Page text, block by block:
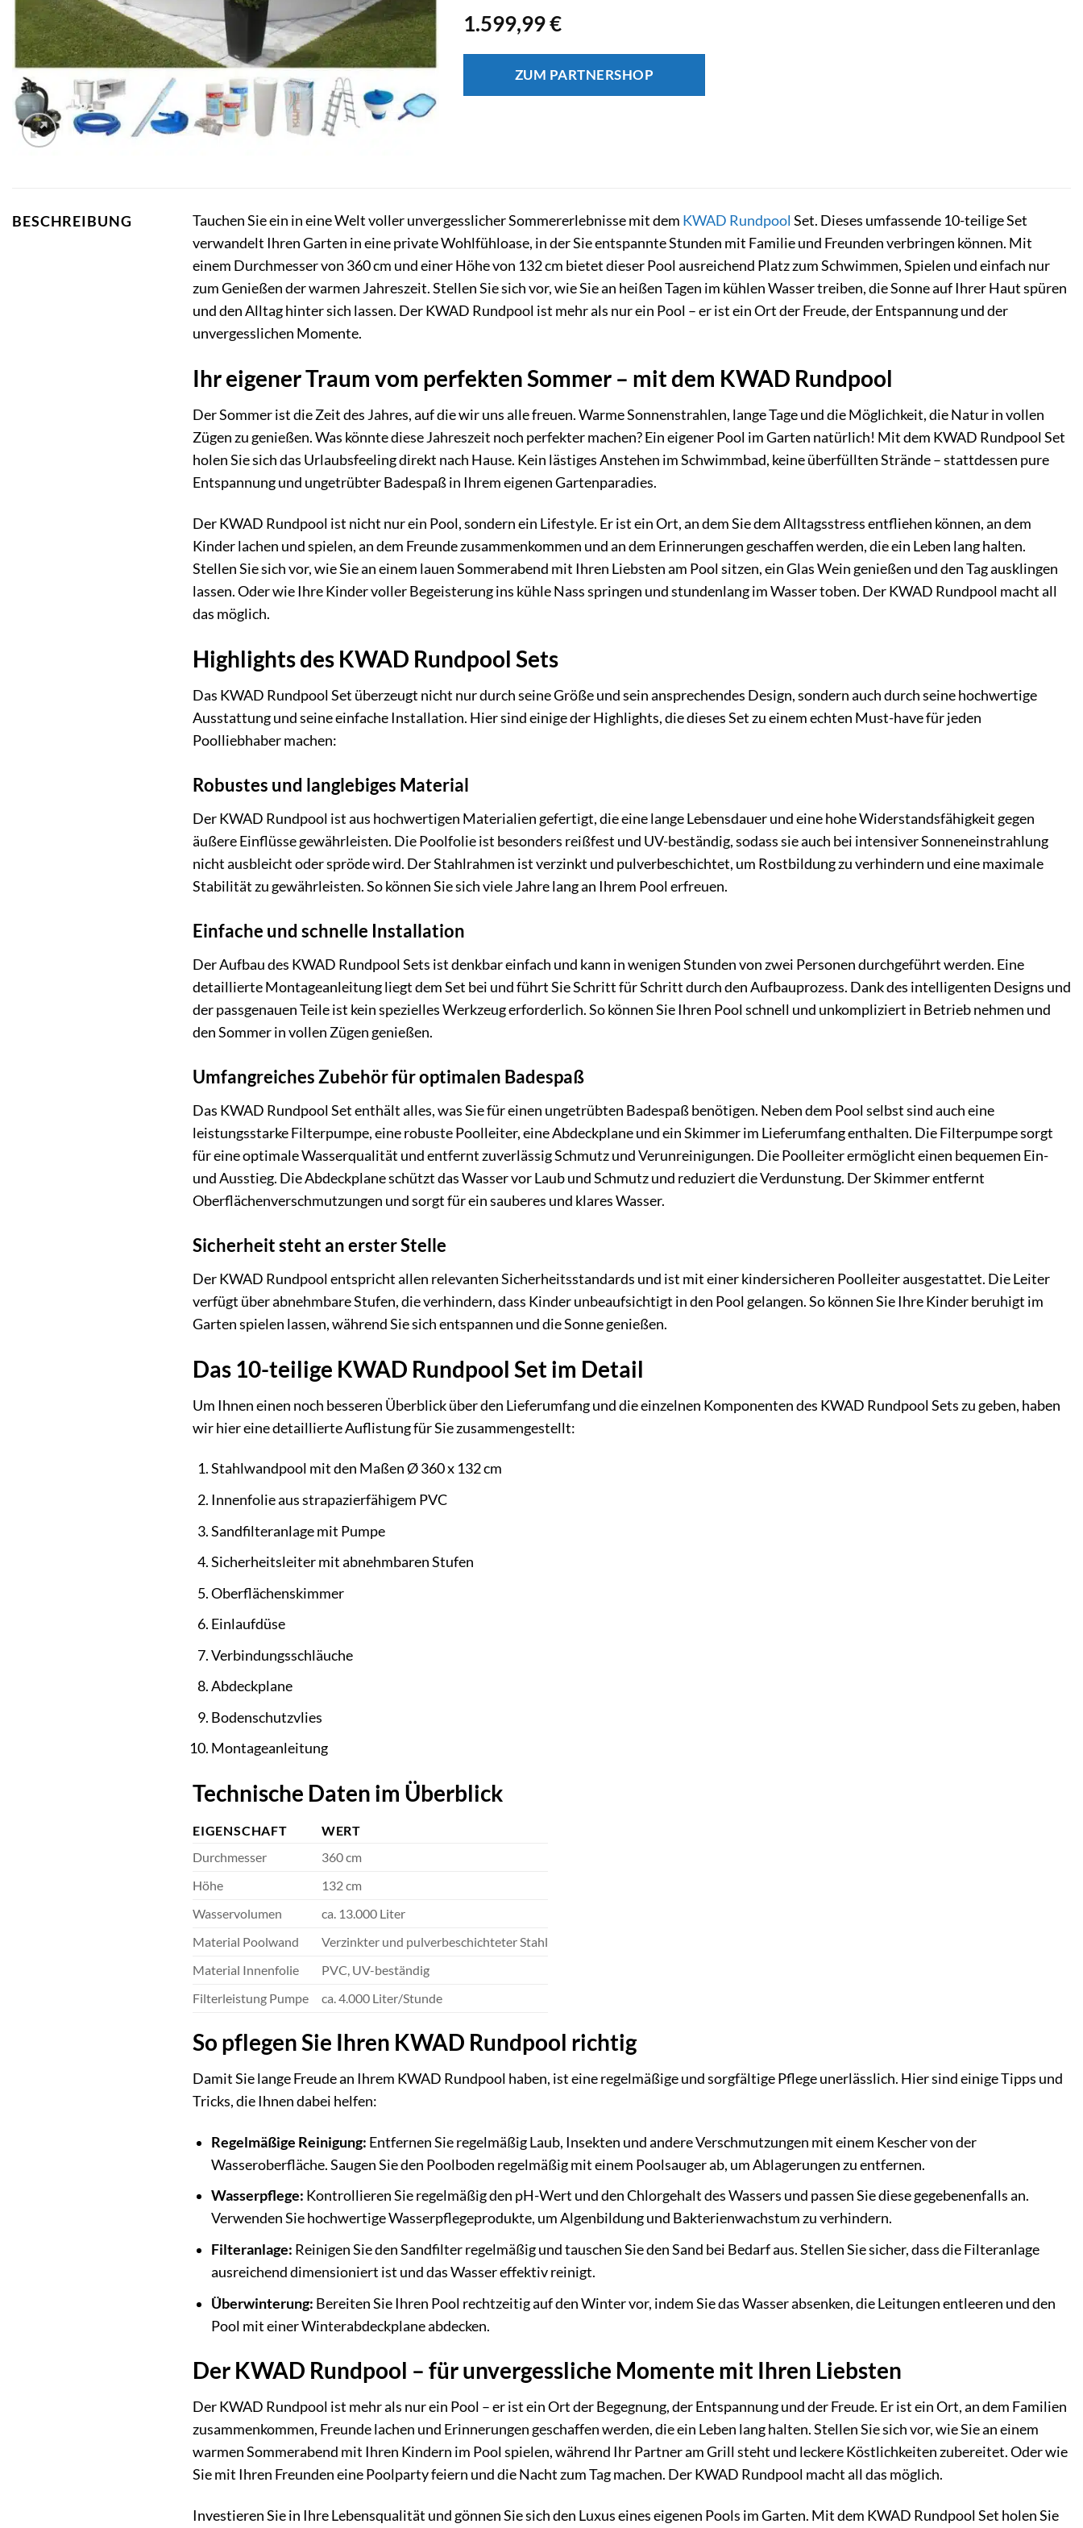
1.599,99€
ZUM PARTNERSHOP
BESCHREIBUNG Tauchen Sie ein in eine Welt voller unvergesslicher Sommererlebnisse mit dem KWAD Rundpool Set. Dieses umfassende 10-teilige Set
verwandelt Ihren Garten in eine private Wohlfühloase, in der Sie entspannte Stunden mit Familie und Freunden verbringen können. Mit
einem Durchmesser von 360 cm und einer Höhe von 132 cm bietet dieser Pool ausreichend Platz zum Schwimmen, Spielen und einfach nur
zum Genießen der warmen Jahreszeit. Stellen Sie sich vor, wie Sie an heißen Tagen im kühlen Wasser treiben, die Sonne auf Ihrer Haut spüren
und den Alltag hinter sich lassen. Der KWAD Rundpool ist mehr als nur ein Pool – er ist ein Ort der Freude, der Entspannung und der
unvergesslichen Momente.
Ihr eigener Traum vom perfekten Sommer – mit dem KWAD Rundpool
Der Sommer ist die Zeit des Jahres, auf die wir uns alle freuen. Warme Sonnenstrahlen, lange Tage und die Möglichkeit, die Natur in vollen
Zügen zu genießen. Was könnte diese Jahreszeit noch perfekter machen? Ein eigener Pool im Garten natürlich! Mit dem KWAD Rundpool Set
holen Sie sich das Urlaubsfeeling direkt nach Hause. Kein lästiges Anstehen im Schwimmbad, keine überfüllten Strände – stattdessen pure
Entspannung und ungetrübter Badespaß in Ihrem eigenen Gartenparadies.
Der KWAD Rundpool ist nicht nur ein Pool, sondern ein Lifestyle. Er ist ein Ort, an dem Sie dem Alltagsstress entfliehen können, an dem
Kinder lachen und spielen, an dem Freunde zusammenkommen und an dem Erinnerungen geschaffen werden, die ein Leben lang halten.
Stellen Sie sich vor, wie Sie an einem lauen Sommerabend mit Ihren Liebsten am Pool sitzen, ein Glas Wein genießen und den Tag ausklingen
lassen. Oder wie Ihre Kinder voller Begeisterung ins kühle Nass springen und stundenlang im Wasser toben. Der KWAD Rundpool macht all
das möglich.
Highlights des KWAD Rundpool Sets
Das KWAD Rundpool Set überzeugt nicht nur durch seine Größe und sein ansprechendes Design, sondern auch durch seine hochwertige
Ausstattung und seine einfache Installation. Hier sind einige der Highlights, die dieses Set zu einem echten Must-have für jeden
Poolliebhaber machen:
Robustes und langlebiges Material
Der KWAD Rundpool ist aus hochwertigen Materialien gefertigt, die eine lange Lebensdauer und eine hohe Widerstandsfähigkeit gegen
äußere Einflüsse gewährleisten. Die Poolfolie ist besonders reißfest und UV-beständig, sodass sie auch bei intensiver Sonneneinstrahlung
nicht ausbleicht oder spröde wird. Der Stahlrahmen ist verzinkt und pulverbeschichtet, um Rostbildung zu verhindern und eine maximale
Stabilität zu gewährleisten. So können Sie sich viele Jahre lang an Ihrem Pool erfreuen.
Einfache und schnelle Installation
Der Aufbau des KWAD Rundpool Sets ist denkbar einfach und kann in wenigen Stunden von zwei Personen durchgeführt werden. Eine
detaillierte Montageanleitung liegt dem Set bei und führt Sie Schritt für Schritt durch den Aufbauprozess. Dank des intelligenten Designs und
der passgenauen Teile ist kein spezielles Werkzeug erforderlich. So können Sie Ihren Pool schnell und unkompliziert in Betrieb nehmen und
den Sommer in vollen Zügen genießen.
Umfangreiches Zubehör für optimalen Badespaß
Das KWAD Rundpool Set enthält alles, was Sie für einen ungetrübten Badespaß benötigen. Neben dem Pool selbst sind auch eine
leistungsstarke Filterpumpe, eine robuste Poolleiter, eine Abdeckplane und ein Skimmer im Lieferumfang enthalten. Die Filterpumpe sorgt
für eine optimale Wasserqualität und entfernt zuverlässig Schmutz und Verunreinigungen. Die Poolleiter ermöglicht einen bequemen Ein-
und Ausstieg. Die Abdeckplane schützt das Wasser vor Laub und Schmutz und reduziert die Verdunstung. Der Skimmer entfernt
Oberflächenverschmutzungen und sorgt für ein sauberes und klares Wasser.
Sicherheit steht an erster Stelle
Der KWAD Rundpool entspricht allen relevanten Sicherheitsstandards und ist mit einer kindersicheren Poolleiter ausgestattet. Die Leiter
verfügt über abnehmbare Stufen, die verhindern, dass Kinder unbeaufsichtigt in den Pool gelangen. So können Sie Ihre Kinder beruhigt im
Garten spielen lassen, während Sie sich entspannen und die Sonne genießen.
Das 10-teilige KWAD Rundpool Set im Detail
Um Ihnen einen noch besseren Überblick über den Lieferumfang und die einzelnen Komponenten des KWAD Rundpool Sets zu geben, haben
wir hier eine detaillierte Auflistung für Sie zusammengestellt:
Stahlwandpool mit den Maßen Ø 360 x 132 cm
Innenfolie aus strapazierfähigem PVC
Sandfilteranlage mit Pumpe
Sicherheitsleiter mit abnehmbaren Stufen
Oberflächenskimmer
Einlaufdüse
Verbindungsschläuche
Abdeckplane
Bodenschutzvlies
Montageanleitung
Technische Daten im Überblick
EIGENSCHAFT
WERT
Durchmesser
360 cm
Höhe
132 cm
Wasservolumen
ca. 13.000 Liter
Material Poolwand
Verzinkter und pulverbeschichteter Stahl
Material Innenfolie
PVC, UV-beständig
Filterleistung Pumpe
ca. 4.000 Liter/Stunde
So pflegen Sie Ihren KWAD Rundpool richtig
Damit Sie lange Freude an Ihrem KWAD Rundpool haben, ist eine regelmäßige und sorgfältige Pflege unerlässlich. Hier sind einige Tipps und
Tricks, die Ihnen dabei helfen:
Regelmäßige Reinigung: Entfernen Sie regelmäßig Laub, Insekten und andere Verschmutzungen mit einem Kescher von der
Wasseroberfläche. Saugen Sie den Poolboden regelmäßig mit einem Poolsauger ab, um Ablagerungen zu entfernen.
Wasserpflege: Kontrollieren Sie regelmäßig den pH-Wert und den Chlorgehalt des Wassers und passen Sie diese gegebenenfalls an.
Verwenden Sie hochwertige Wasserpflegeprodukte, um Algenbildung und Bakterienwachstum zu verhindern.
Filteranlage: Reinigen Sie den Sandfilter regelmäßig und tauschen Sie den Sand bei Bedarf aus. Stellen Sie sicher, dass die Filteranlage
ausreichend dimensioniert ist und das Wasser effektiv reinigt.
Überwinterung: Bereiten Sie Ihren Pool rechtzeitig auf den Winter vor, indem Sie das Wasser absenken, die Leitungen entleeren und den
Pool mit einer Winterabdeckplane abdecken.
Der KWAD Rundpool – für unvergessliche Momente mit Ihren Liebsten
Der KWAD Rundpool ist mehr als nur ein Pool – er ist ein Ort der Begegnung, der Entspannung und der Freude. Er ist ein Ort, an dem Familien
zusammenkommen, Freunde lachen und Erinnerungen geschaffen werden, die ein Leben lang halten. Stellen Sie sich vor, wie Sie an einem
warmen Sommerabend mit Ihren Kindern im Pool spielen, während Ihr Partner am Grill steht und leckere Köstlichkeiten zubereitet. Oder wie
Sie mit Ihren Freunden eine Poolparty feiern und die Nacht zum Tag machen. Der KWAD Rundpool macht all das möglich.
Investieren Sie in Ihre Lebensqualität und gönnen Sie sich den Luxus eines eigenen Pools im Garten. Mit dem KWAD Rundpool Set holen Sie